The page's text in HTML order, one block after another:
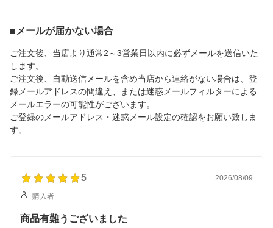
■メールが届かない場合
ご注文後、当店より通常2～3営業日以内に必ずメールを送信いた
します。
ご注文後、自動送信メールを含め当店から連絡がない場合は、登
録メールアドレスの間違え、または迷惑メールフィルターによる
メールエラーの可能性がございます。
ご登録のメールアドレス・迷惑メール設定の確認をお願い致しま
す。
5 2026/08/09
購入者
商品有難うございました